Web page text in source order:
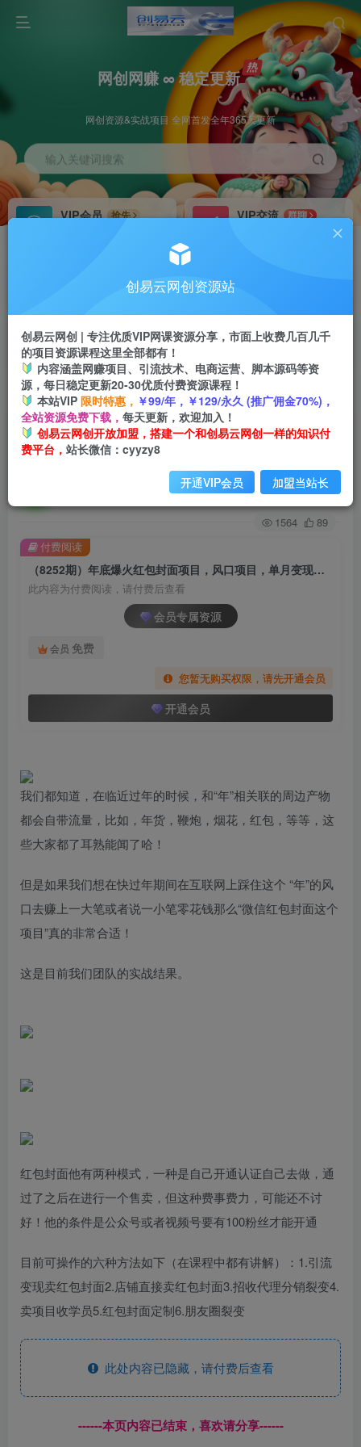
网创网赚 ∞ 稳定更新
网创资源&实战项目 全网首发全年365天更新
输入关键词搜索
VIP会员
抢先
VIP交流
群聊
研究探讨更多创业项目路子。
会员专属推广链接
挂机 项目
脚本卡密
APP下载
GO
首页 创业课程 会员专属 正文
（8252期）年底爆火红包封面项目，风口项目，
单月变现六位数，保姆级教程!
关注
1564 89
（8252期）年底爆火红包封面项目，风口项目，单月变现六位数，保姆级教程!
此内容为付费阅读，请付费后查看
会员专属资源
会员 免费
您暂无购买权限，请先开通会员
开通会员
付费阅读
我们都知道，在临近过年的时候，和“年”相关联的周边产物
都会自带流量，比如，年货，鞭炮，烟花，红包，等等，这
些大家都了耳熟能闻了哈！
但是如果我们想在快过年期间在互联网上踩住这个 “年”的风
口去赚上一大笔或者说一小笔零花钱那么“微信红包封面这个
项目”真的非常合适！
这是目前我们团队的实战结果。
红包封面他有两种模式，一种是自己开通认证自己去做，通
过了之后在进行一个售卖，但这种费事费力，可能还不讨
好！他的条件是公众号或者视频号要有100粉丝才能开通
目前可操作的六种方法如下（在课程中都有讲解）：1.引流
变现卖红包封面2.店铺直接卖红包封面3.招收代理分销裂变4.
卖项目收学员5.红包封面定制6.朋友圈裂变
此处内容已隐藏，请付费后查看
------本页内容已结束，喜欢请分享------
创易云网创资源站
创易云网创 | 专注优质VIP网课资源分享，市面上收费几百几千
的项目资源课程这里全部都有！
内容涵盖网赚项目、引流技术、电商运营、脚本源码等资
源，每日稳定更新20-30优质付费资源课程！
本站VIP 限时特惠， ￥99/年，￥129/永久 (推广佣金70%)，
全站资源免费下载， 每天更新，欢迎加入！
创易云网创开放加盟，搭建一个和创易云网创一样的知识付
费平台， 站长微信：cyyzy8
开通VIP会员 加盟当站长